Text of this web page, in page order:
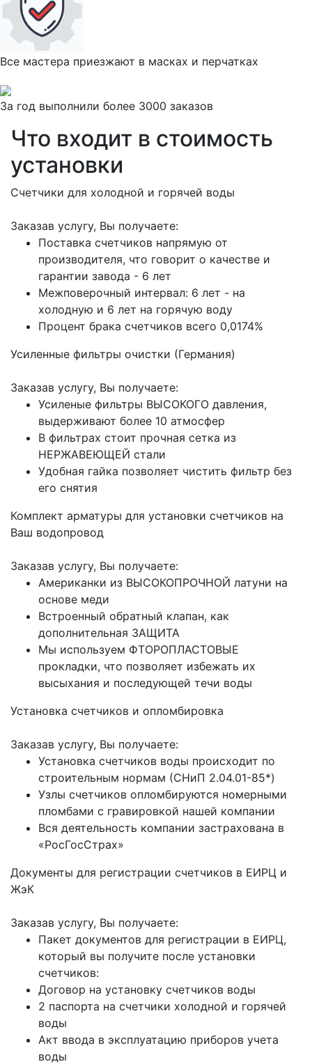
Все мастера приезжают в масках и перчатках
За год выполнили более 3000 заказов
Что входит в стоимость
установки
Счетчики для холодной и горячей воды
Заказав услугу, Вы получаете:
Поставка счетчиков напрямую от
производителя, что говорит о качестве и
гарантии завода - 6 лет
Межповерочный интервал: 6 лет - на
холодную и 6 лет на горячую воду
Процент брака счетчиков всего 0,0174%
Усиленные фильтры очистки (Германия)
Заказав услугу, Вы получаете:
Усиленые фильтры ВЫСОКОГО давления,
выдерживают более 10 атмосфер
В фильтрах стоит прочная сетка из
НЕРЖАВЕЮЩЕЙ стали
Удобная гайка позволяет чистить фильтр без
его снятия
Комплект арматуры для установки счетчиков на
Ваш водопровод
Заказав услугу, Вы получаете:
Американки из ВЫСОКОПРОЧНОЙ латуни на
основе меди
Встроенный обратный клапан, как
дополнительная ЗАЩИТА
Мы используем ФТОРОПЛАСТОВЫЕ
прокладки, что позволяет избежать их
высыхания и последующей течи воды
Установка счетчиков и опломбировка
Заказав услугу, Вы получаете:
Установка счетчиков воды происходит по
строительным нормам (СНиП 2.04.01-85*)
Узлы счетчиков опломбируются номерными
пломбами с гравировкой нашей компании
Вся деятельность компании застрахована в
«РосГосСтрах»
Документы для регистрации счетчиков в ЕИРЦ и
ЖэК
Заказав услугу, Вы получаете:
Пакет документов для регистрации в ЕИРЦ,
который вы получите после установки
счетчиков:
Договор на установку счетчиков воды
2 паспорта на счетчики холодной и горячей
воды
Акт ввода в эксплуатацию приборов учета
воды